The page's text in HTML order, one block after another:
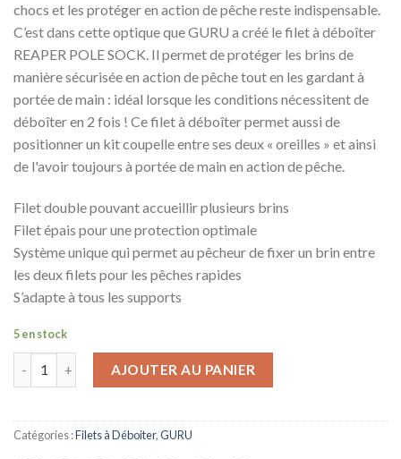
chocs et les protéger en action de pêche reste indispensable.
C’est dans cette optique que GURU a créé le filet à déboîter
REAPER POLE SOCK. Il permet de protéger les brins de
manière sécurisée en action de pêche tout en les gardant à
portée de main : idéal lorsque les conditions nécessitent de
déboîter en 2 fois ! Ce filet à déboîter permet aussi de
positionner un kit coupelle entre ses deux « oreilles » et ainsi
de l'avoir toujours à portée de main en action de pêche.
Filet double pouvant accueillir plusieurs brins
Filet épais pour une protection optimale
Système unique qui permet au pêcheur de fixer un brin entre
les deux filets pour les pêches rapides
S’adapte à tous les supports
5 en stock
AJOUTER AU PANIER
Catégories :Filets à Déboiter,GURU